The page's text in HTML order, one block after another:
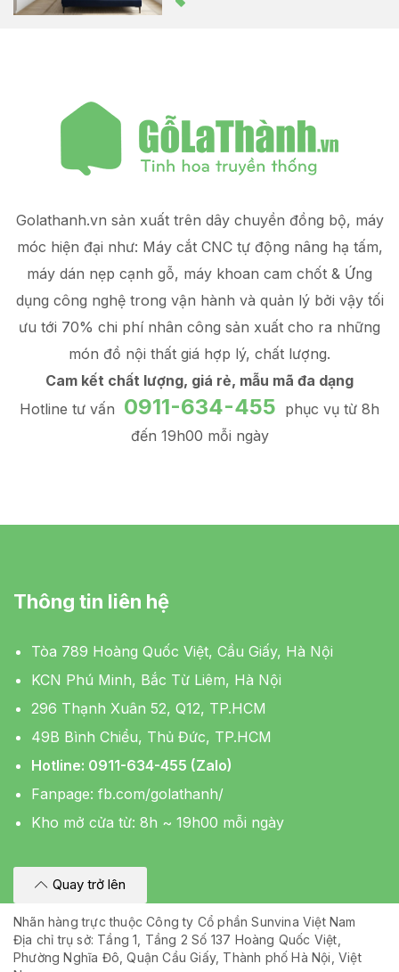
Golathanh.vn sản xuất trên dây chuyền đồng bộ, máy
móc hiện đại như: Máy cắt CNC tự động nâng hạ tấm,
máy dán nẹp cạnh gỗ, máy khoan cam chốt & Ứng
dụng công nghệ trong vận hành và quản lý bởi vậy tối
ưu tới 70% chi phí nhân công sản xuất cho ra những
món đồ nội thất giá hợp lý, chất lượng.
Cam kết chất lượng, giá rẻ, mẫu mã đa dạng
Hotline tư vấn 0911-634-455 phục vụ từ 8h
đến 19h00 mỗi ngày
Thông tin liên hệ
Tòa 789 Hoàng Quốc Việt, Cầu Giấy, Hà Nội
KCN Phú Minh, Bắc Từ Liêm, Hà Nội
296 Thạnh Xuân 52, Q12, TP.HCM
49B Bình Chiểu, Thủ Đức, TP.HCM
Hotline: 0911-634-455 (Zalo)
Fanpage: fb.com/golathanh/
Kho mở cửa từ: 8h ~ 19h00 mỗi ngày
Quay trở lên
Nhãn hàng trực thuộc Công ty Cổ phần Sunvina Việt Nam
Địa chỉ trụ sở: Tầng 1, Tầng 2 Số 137 Hoàng Quốc Việt,
Phường Nghĩa Đô, Quận Cầu Giấy, Thành phố Hà Nội, Việt